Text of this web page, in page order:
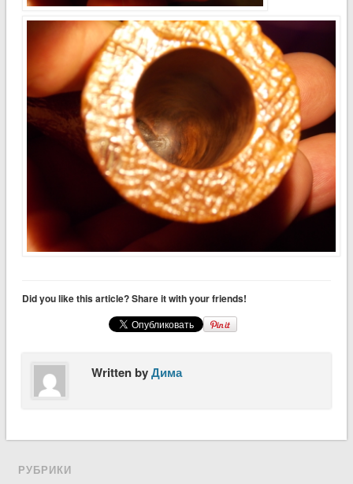
Did you like this article? Share it with your friends!
Written byДима
РУБРИКИ